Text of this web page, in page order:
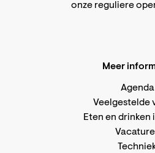
onze reguliere
Meer
Agenda
Veelgestelde
Eten en drinken